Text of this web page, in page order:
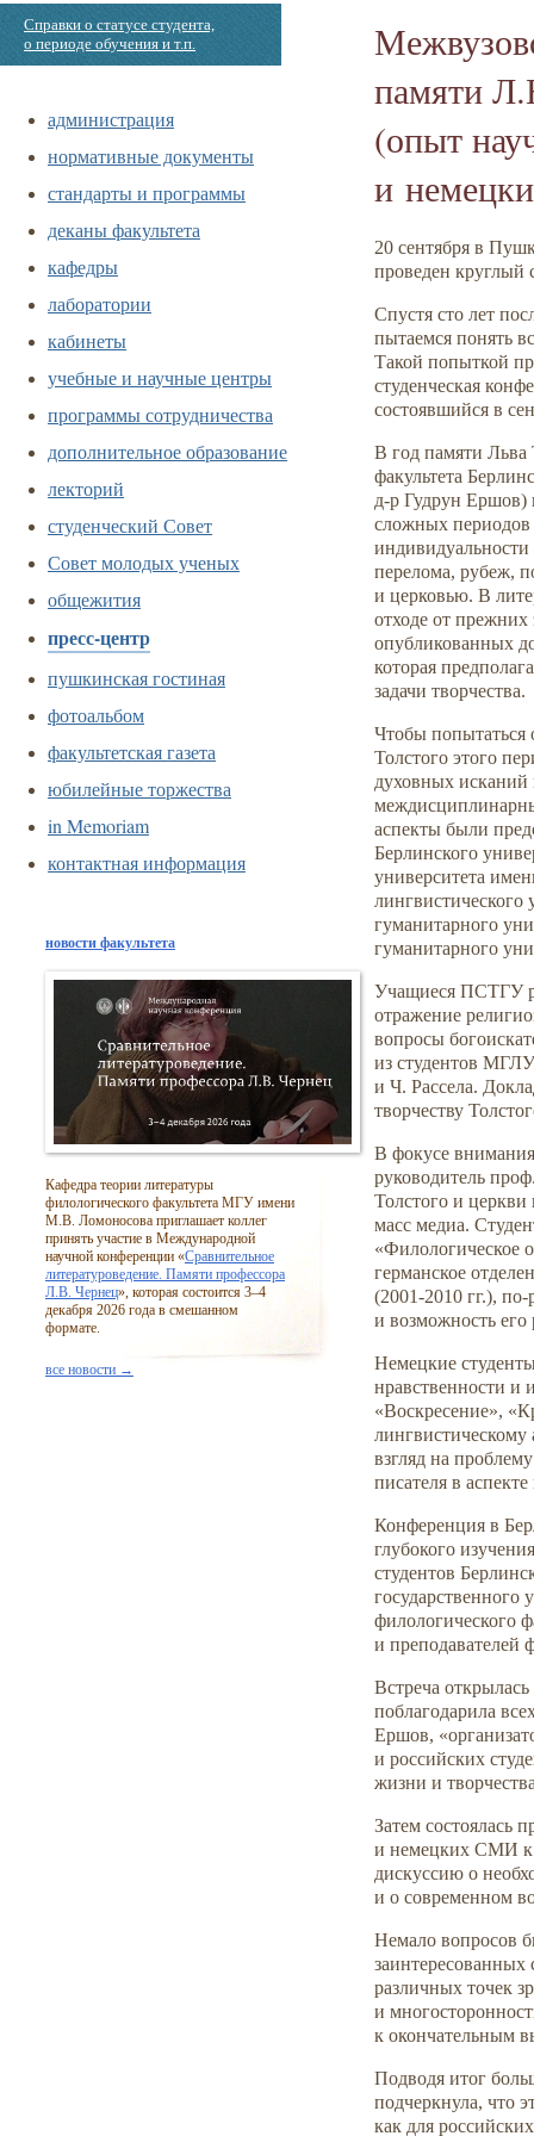
Справки о статусе студента,
о периоде обучения и т.п.
администрация
нормативные документы
стандарты и программы
деканы факультета
кафедры
лаборатории
кабинеты
учебные и научные центры
программы сотрудничества
дополнительное образование
лекторий
студенческий Совет
Совет молодых ученых
общежития
пресс-центр
пушкинская гостиная
фотоальбом
факультетская газета
юбилейные торжества
in Memoriam
контактная информация
новости факультета
Кафедра теории литературы
филологического факультета МГУ имени
М.В. Ломоносова приглашает коллег
принять участие в Международной
научной конференции «Сравнительное
литературоведение. Памяти профессора
Л.В. Чернец», которая состоится 3–4
декабря 2026 года в смешанном
формате.
все новости →
памяти
(опыт
и
20 сентября в
проведен круглый
Спустя сто лет
пытаемся понять
Такой попыткой
студенческая
состоявшийся в
В год памяти Льва
факультета
д-р Гудрун Ершов)
сложных периодов
индивидуальности
перелома, рубеж,
и церковью. В
отходе от
опубликованных
которая
задачи творчества.
Чтобы попытаться
Толстого этого
духовных исканий
аспекты были
Берлинского
университета
лингвистического
гуманитарного
гуманитарного
Учащиеся ПСТГУ
отражение
вопросы
из студентов
и Ч. Рассела.
творчеству
В фокусе
руководитель
Толстого и
масс медиа.
«Филологическое
германское
(2001-2010 гг.), по-
и возможность
Немецкие
нравственности и
«Воскресение»,
взгляд на
писателя в
Конференция в
глубокого
студентов
филологического
и преподавателей
Встреча
поблагодарила
Ершов,
и российских
жизни и
Затем состоялась
и немецких СМИ к
дискуссию о
и о современном
Немало вопросов
различных точек
и
к окончательным
Подводя итог
подчеркнула, что
как для